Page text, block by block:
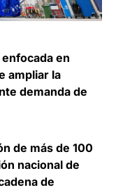
en
ampliar la
demanda de
de más de 100
nacional de
de